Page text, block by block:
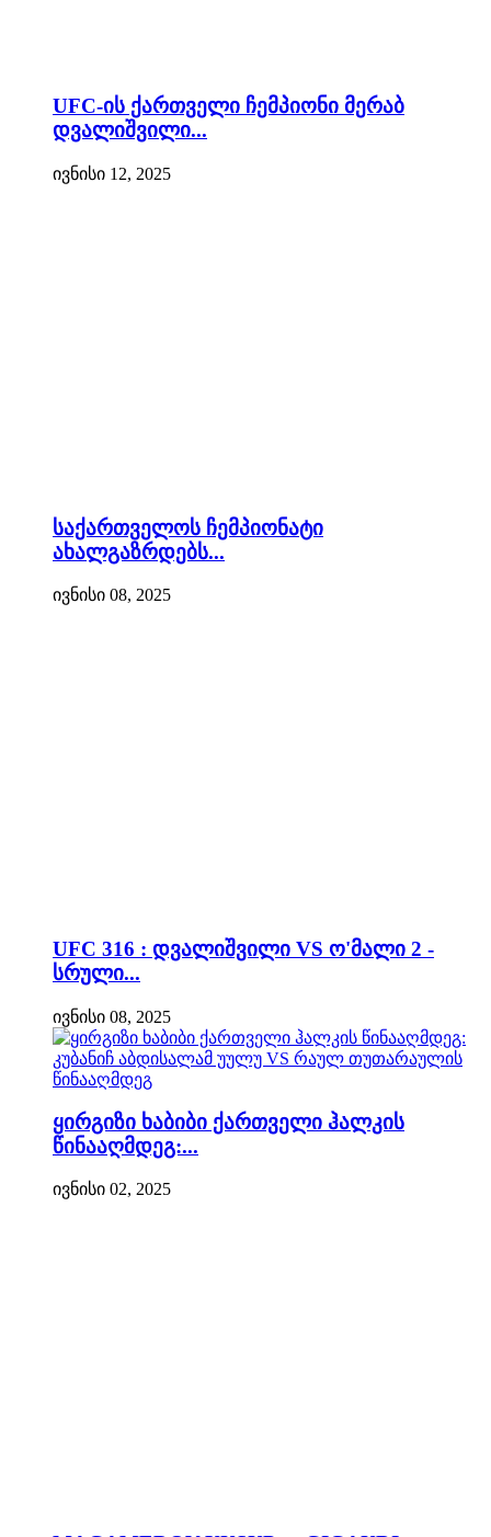
UFC-ის ქართველი ჩემპიონი მერაბ
დვალიშვილი...
ივნისი 12, 2025
საქართველოს ჩემპიონატი
ახალგაზრდებს...
ივნისი 08, 2025
UFC 316 : დვალიშვილი VS ო'მალი 2 -
სრული...
ივნისი 08, 2025
ყირგიზი ხაბიბი ქართველი ჰალკის
წინააღმდეგ:...
ივნისი 02, 2025